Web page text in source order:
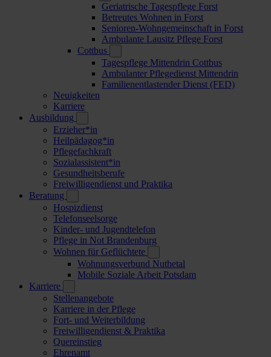
Geriatrische Tagespflege Forst
Betreutes Wohnen in Forst
Senioren-Wohngemeinschaft in Forst
Ambulante Lausitz Pflege Forst
Cottbus
Tagespflege Mittendrin Cottbus
Ambulanter Pflegedienst Mittendrin
Familienentlastender Dienst (FED)
Neuigkeiten
Karriere
Ausbildung
Erzieher*in
Heilpädagog*in
Pflegefachkraft
Sozialassistent*in
Gesundheitsberufe
Freiwilligendienst und Praktika
Beratung
Hospizdienst
Telefonseelsorge
Kinder- und Jugendtelefon
Pflege in Not Brandenburg
Wohnen für Geflüchtete
Wohnungsverbund Nuthetal
Mobile Soziale Arbeit Potsdam
Karriere
Stellenangebote
Karriere in der Pflege
Fort- und Weiterbildung
Freiwilligendienst & Praktika
Quereinstieg
Ehrenamt